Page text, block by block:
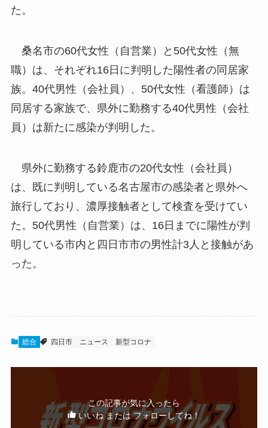
た。
桑名市の60代女性（自営業）と50代女性（無
職）は、それぞれ16日に判明した陽性者の同居家
族。40代男性（会社員）、50代女性（看護師）は
同居する家族で、県外に勤務する40代男性（会社
員）は新たに感染が判明した。
県外に勤務する鈴鹿市の20代女性（会社員）
は、既に判明している名古屋市の感染者と県外へ
旅行しており、濃厚接触者として検査を受けてい
た。50代男性（自営業）は、16日までに陽性が判
明している市内と四日市市の男性計3人と接触があ
った。
総合 四日市 ニュース 新型コロナ
この記事が気に入ったら
いいね または フォローしてね！